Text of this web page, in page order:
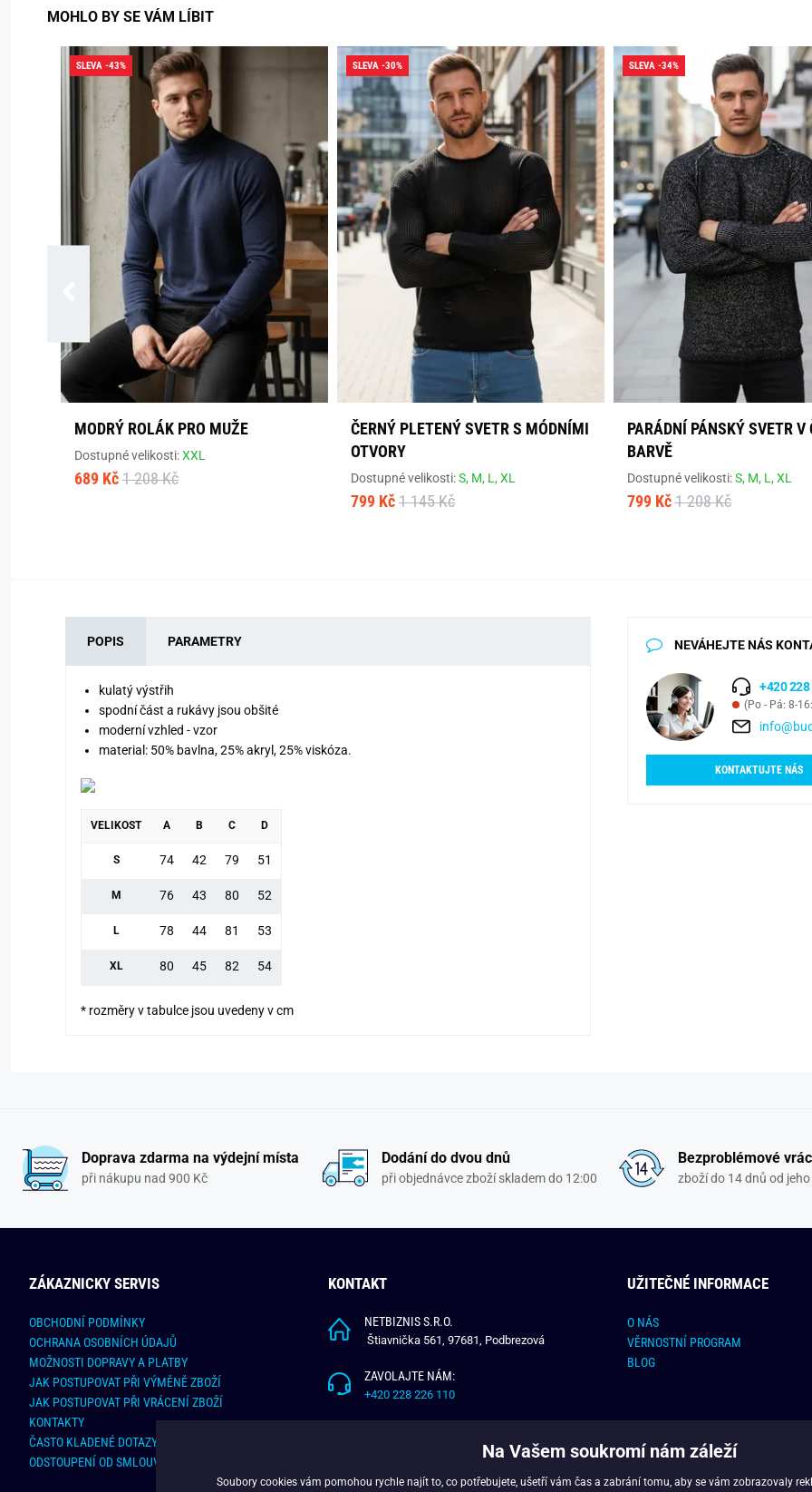
MOHLO BY SE VÁM LÍBIT
SLEVA -43%
MODRÝ ROLÁK PRO MUŽE
Dostupné velikosti:XXL
689 Kč 1 208 Kč
SLEVA -30%
ČERNÝ PLETENÝ SVETR S MÓDNÍMI
OTVORY
Dostupné velikosti:S, M, L,XL
799 Kč 1 145 Kč
SLEVA -34%
PARÁDNÍ PÁNSKÝ SVETR V
BARVĚ
Dostupné velikosti:S, M, L,XL
799 Kč 1 208 Kč
POPIS PARAMETRY
kulatý výstřih
spodní část a rukávy jsou obšité
moderní vzhled - vzor
material: 50% bavlna, 25% akryl, 25% viskóza.
VELIKOST A B C D
S 74 42 79 51
M 76 43 80 52
L 78 44 81 53
XL 80 45 82 54
* rozměry v tabulce jsou uvedeny v cm
NEVÁHEJTE NÁS
+420 228
(Po - Pá: 8-
KONTAKTUJTE NÁS
Doprava zdarma na výdejní místa
při nákupu nad 900 Kč
Dodání do dvou dnů
při objednávce zboží skladem do 12:00
Bezproblémové
zboží do 14 dnů od
ZÁKAZNICKY SERVIS
OBCHODNÍ PODMÍNKY
OCHRANA OSOBNÍCH ÚDAJŮ
MOŽNOSTI DOPRAVY A PLATBY
JAK POSTUPOVAT PŘI VÝMĚNĚ ZBOŽÍ
JAK POSTUPOVAT PŘI VRÁCENÍ ZBOŽÍ
KONTAKTY
ČASTO KLADENÉ DOTAZY
ODSTOUPENÍ OD SMLOUVY - ONLINE FORMULÁŘ
KONTAKT
NETBIZNIS S.R.O.
Štiavnička 561, 97681, Podbrezová
ZAVOLAJTE NÁM:
+420 228 226 110
UŽITEČNÉ INFORMACE
O NÁS
VĚRNOSTNÍ PROGRAM
BLOG
Na Vašem soukromí nám záleží
Soubory cookies vám pomohou rychle najít to, co potřebujete, ušetří vám čas a zabrání tomu, aby se vám zobrazovaly